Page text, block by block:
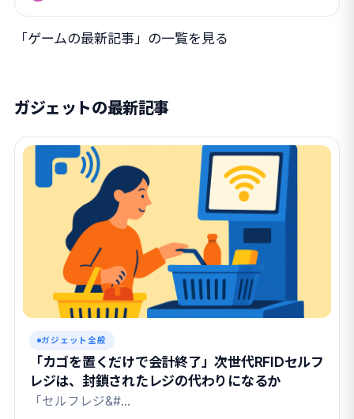
「ゲームの最新記事」の一覧を見る
ガジェットの最新記事
ガジェット全般
「カゴを置くだけで会計終了」次世代RFIDセルフ
レジは、封鎖されたレジの代わりになるか
「セルフレジ&#…